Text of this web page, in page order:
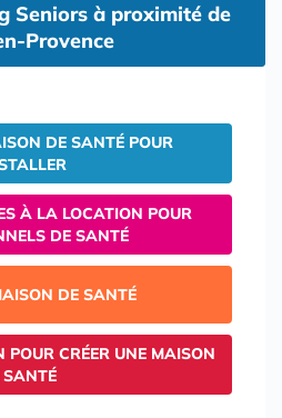
Seniors à proximité de
Provence
DE SANTÉ POUR
À LA LOCATION POUR
DE SANTÉ
DE SANTÉ
POUR CRÉER UNE MAISON
SANTÉ